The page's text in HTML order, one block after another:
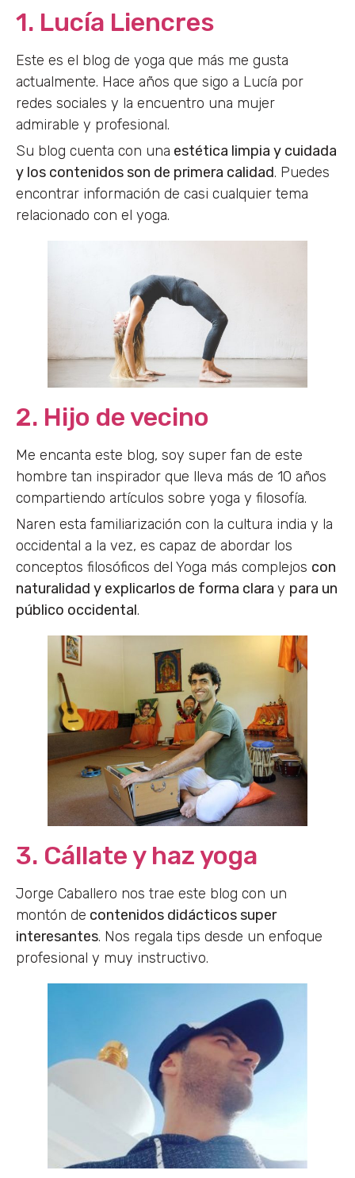
1. Lucía Liencres
Este es el blog de yoga que más me gusta
actualmente. Hace años que sigo a Lucía por
redes sociales y la encuentro una mujer
admirable y profesional.
Su blog cuenta con una estética limpia y cuidada
y los contenidos son de primera calidad. Puedes
encontrar información de casi cualquier tema
relacionado con el yoga.
2. Hijo de vecino
Me encanta este blog, soy super fan de este
hombre tan inspirador que lleva más de 10 años
compartiendo artículos sobre yoga y filosofía.
Naren esta familiarización con la cultura india y la
occidental a la vez, es capaz de abordar los
conceptos filosóficos del Yoga más complejos con
naturalidad y explicarlos de forma clara y para un
público occidental.
3. Cállate y haz yoga
Jorge Caballero nos trae este blog con un
montón de contenidos didácticos super
interesantes. Nos regala tips desde un enfoque
profesional y muy instructivo.